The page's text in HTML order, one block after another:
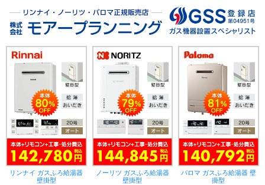
リンナイ ガスふろ給湯器
壁掛型
ノーリツ ガスふろ給湯器
壁掛型
パロマ ガスふろ給湯器 壁
掛型